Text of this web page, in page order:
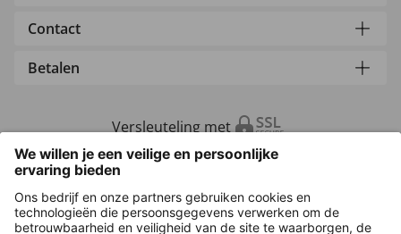
Contact
Betalen
Versleuteling met
Overige webwinkels